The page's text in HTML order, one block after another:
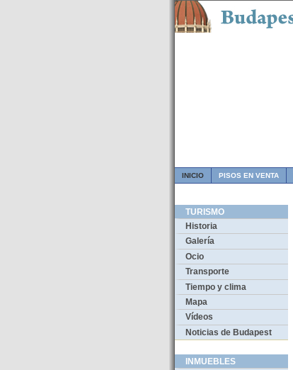
INICIO PISOS EN VENTA
TURISMO
Historia
Galería
Ocio
Transporte
Tiempo y clima
Mapa
Vídeos
Noticias de Budapest
INMUEBLES